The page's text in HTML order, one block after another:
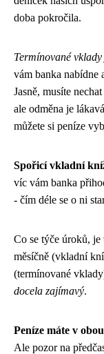
doba pokročila.
Termínované
vám banka nabídne
Jasně, musíte
ale odměna je
můžete si peníze
Spořicí vkladní
víc vám banka
- čím déle se o ni
Co se týče úroků,
měsíčně (vkladní
(termínované
docela zajímavý.
Peníze máte v
Ale pozor na